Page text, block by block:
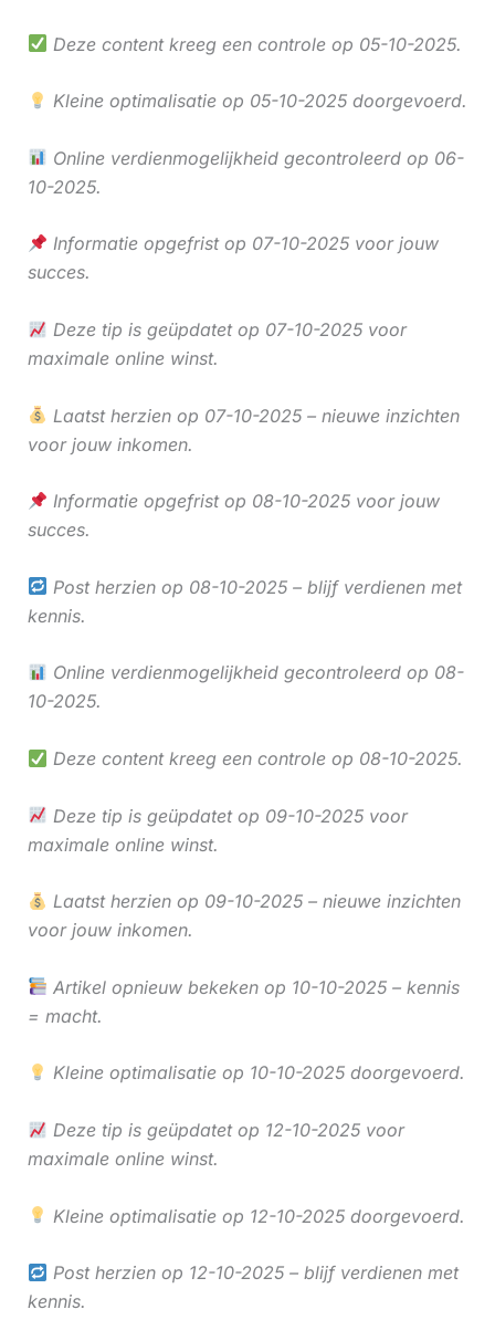
Deze content kreeg een controle op 05-10-2025.
Kleine optimalisatie op 05-10-2025 doorgevoerd.
Online verdienmogelijkheid gecontroleerd op 06-
10-2025.
Informatie opgefrist op 07-10-2025 voor jouw
succes.
Deze tip is geüpdatet op 07-10-2025 voor
maximale online winst.
Laatst herzien op 07-10-2025 – nieuwe inzichten
voor jouw inkomen.
Informatie opgefrist op 08-10-2025 voor jouw
succes.
Post herzien op 08-10-2025 – blijf verdienen met
kennis.
Online verdienmogelijkheid gecontroleerd op 08-
10-2025.
Deze content kreeg een controle op 08-10-2025.
Deze tip is geüpdatet op 09-10-2025 voor
maximale online winst.
Laatst herzien op 09-10-2025 – nieuwe inzichten
voor jouw inkomen.
Artikel opnieuw bekeken op 10-10-2025 – kennis
= macht.
Kleine optimalisatie op 10-10-2025 doorgevoerd.
Deze tip is geüpdatet op 12-10-2025 voor
maximale online winst.
Kleine optimalisatie op 12-10-2025 doorgevoerd.
Post herzien op 12-10-2025 – blijf verdienen met
kennis.